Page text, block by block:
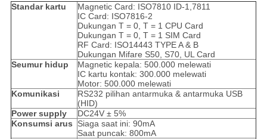
Standar kartu
Magnetic Card: ISO7810 ID-1,7811
IC Card: ISO7816-2
Dukungan T = 0, T = 1 CPU Card
Dukungan T = 0, T = 1 SIM Card
RF Card: ISO14443 TYPE A & B
Dukungan Mifare S50, S70, UL Card
Seumur hidup
Magnetic kepala: 500.000 melewati
IC kartu kontak: 300.000 melewati
Motor: 500.000 melewati
Komunikasi
RS232 pilihan antarmuka & antarmuka USB
(HID)
Power supply
DC24V ± 5%
Konsumsi arus
Siaga saat ini: 90mA
Saat puncak: 800mA